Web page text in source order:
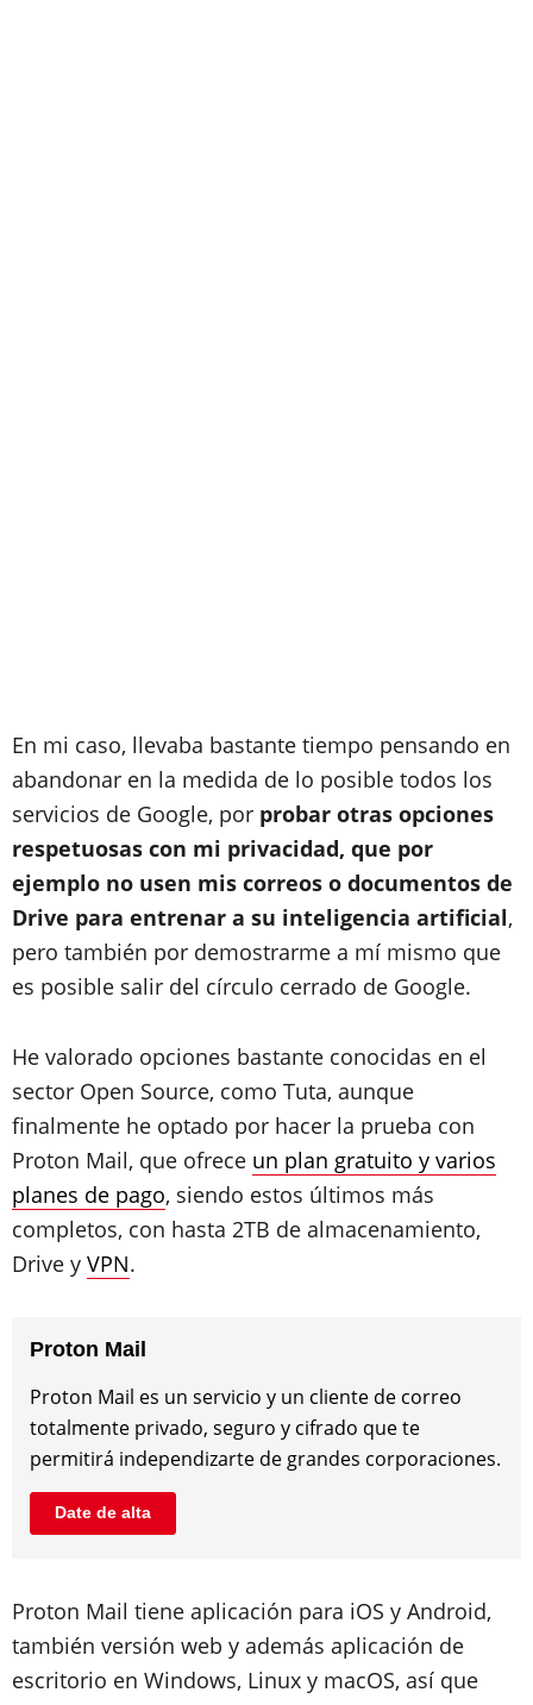
En mi caso, llevaba bastante tiempo pensando en
abandonar en la medida de lo posible todos los
servicios de Google, por probar otras opciones
respetuosas con mi privacidad, que por
ejemplo no usen mis correos o documentos de
Drive para entrenar a su inteligencia artificial,
pero también por demostrarme a mí mismo que
es posible salir del círculo cerrado de Google.
He valorado opciones bastante conocidas en el
sector Open Source, como Tuta, aunque
finalmente he optado por hacer la prueba con
Proton Mail, que ofrece un plan gratuito y varios
planes de pago, siendo estos últimos más
completos, con hasta 2TB de almacenamiento,
Drive y VPN.
Proton Mail
Proton Mail es un servicio y un cliente de correo
totalmente privado, seguro y cifrado que te
permitirá independizarte de grandes corporaciones.
Date de alta
Proton Mail tiene aplicación para iOS y Android,
también versión web y además aplicación de
escritorio en Windows, Linux y macOS, así que